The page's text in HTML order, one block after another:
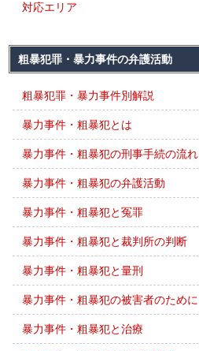
対応エリア
粗暴犯罪・暴力事件の弁護活動
粗暴犯罪・暴力事件別解説
暴力事件・粗暴犯とは
暴力事件・粗暴犯の刑事手続の流れ
暴力事件・粗暴犯の弁護活動
暴力事件・粗暴犯と冤罪
暴力事件・粗暴犯と裁判所の判断
暴力事件・粗暴犯と量刑
暴力事件・粗暴犯の被害者のために
暴力事件・粗暴犯と治療